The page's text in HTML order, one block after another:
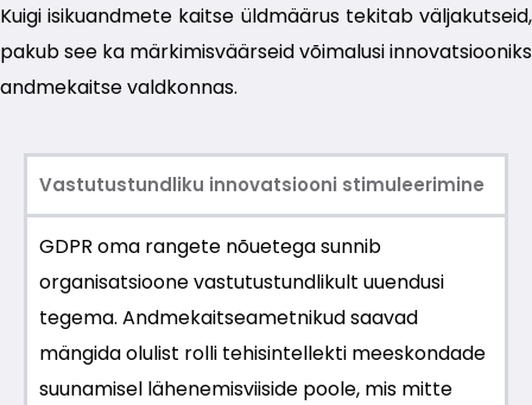
Kuigi isikuandmete kaitse üldmäärus tekitab väljakutseid,
pakub see ka märkimisväärseid võimalusi innovatsiooniks
andmekaitse valdkonnas.
Vastutustundliku innovatsiooni stimuleerimine
GDPR oma rangete nõuetega sunnib
organisatsioone vastutustundlikult uuendusi
tegema. Andmekaitseametnikud saavad
mängida olulist rolli tehisintellekti meeskondade
suunamisel lähenemisviiside poole, mis mitte